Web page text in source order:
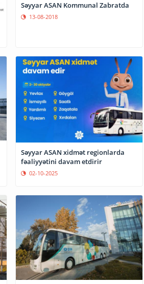
Səyyar ASAN Kommunal Zabratda
13-08-2018
Səyyar ASAN xidmət regionlarda
fəaliyyətini davam etdirir
02-10-2025